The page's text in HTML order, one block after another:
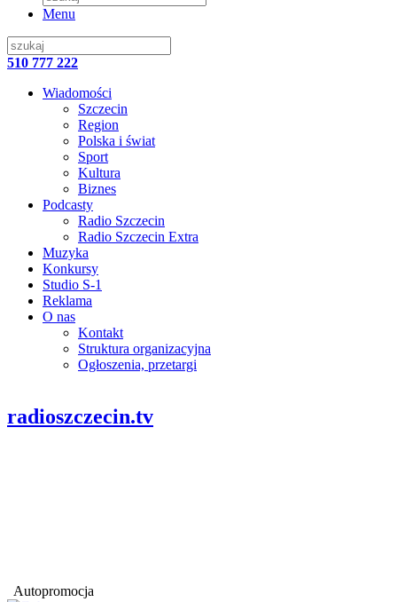
Menu
510 777 222
Wiadomości
Szczecin
Region
Polska i świat
Sport
Kultura
Biznes
Podcasty
Radio Szczecin
Radio Szczecin Extra
Muzyka
Konkursy
Studio S-1
Reklama
O nas
Kontakt
Struktura organizacyjna
Ogłoszenia, przetargi
radioszczecin.tv
Autopromocja